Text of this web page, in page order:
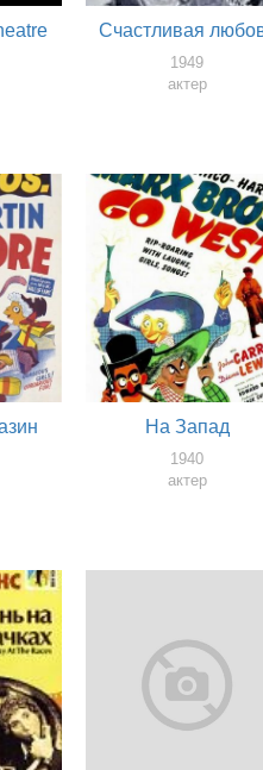
Счастливая
1949
актер
На Запад
1940
актер